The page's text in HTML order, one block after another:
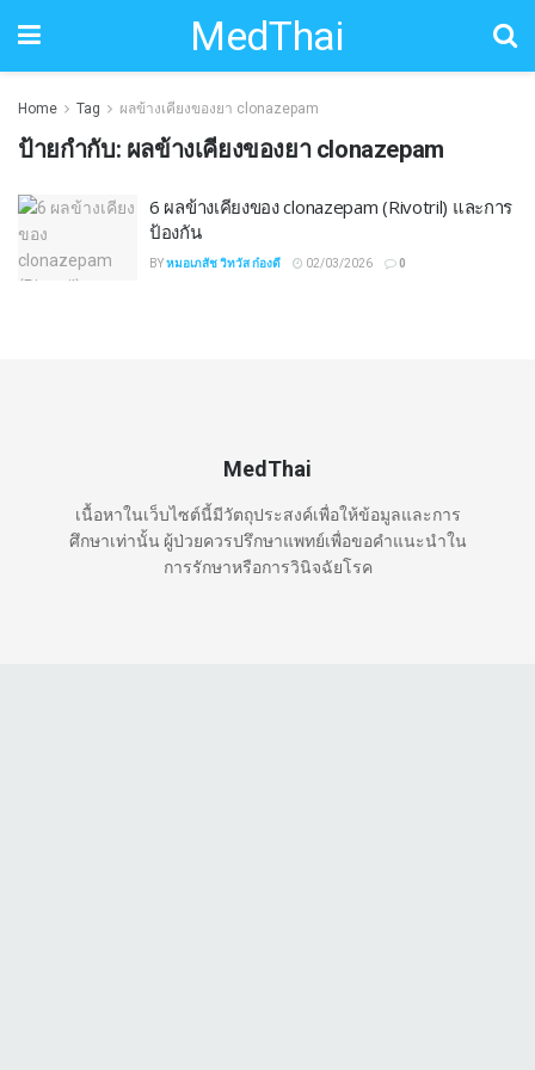
MedThai
Home Tag ผลข้างเคียงของยา clonazepam
ป้ายกำกับ: ผลข้างเคียงของยา clonazepam
6 ผลข้างเคียงของ clonazepam (Rivotril) และการ
ป้องกัน
BYหมอเภสัช วิทวัส ก๋องดี 02/03/2026 0
MedThai
เนื้อหาในเว็บไซต์นี้มีวัตถุประสงค์เพื่อให้ข้อมูลและการ
ศึกษาเท่านั้น ผู้ป่วยควรปรึกษาแพทย์เพื่อขอคำแนะนำใน
การรักษาหรือการวินิจฉัยโรค